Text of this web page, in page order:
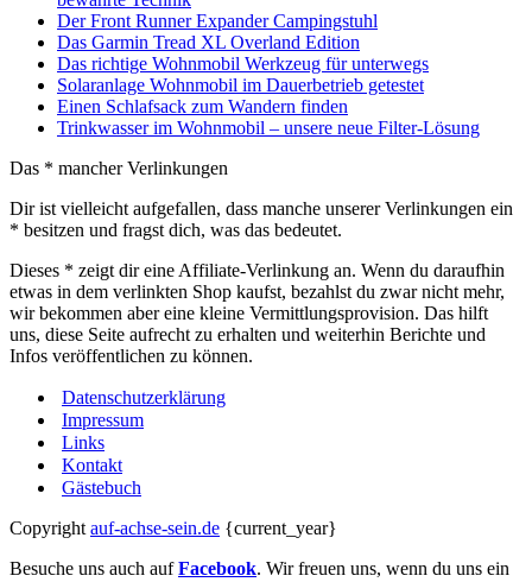
Der Front Runner Expander Campingstuhl
Das Garmin Tread XL Overland Edition
Das richtige Wohnmobil Werkzeug für unterwegs
Solaranlage Wohnmobil im Dauerbetrieb getestet
Einen Schlafsack zum Wandern finden
Trinkwasser im Wohnmobil – unsere neue Filter-Lösung
Das * mancher Verlinkungen
Dir ist vielleicht aufgefallen, dass manche unserer Verlinkungen ein
* besitzen und fragst dich, was das bedeutet.
Dieses * zeigt dir eine Affiliate-Verlinkung an. Wenn du daraufhin
etwas in dem verlinkten Shop kaufst, bezahlst du zwar nicht mehr,
wir bekommen aber eine kleine Vermittlungsprovision. Das hilft
uns, diese Seite aufrecht zu erhalten und weiterhin Berichte und
Infos veröffentlichen zu können.
Datenschutzerklärung
Impressum
Links
Kontakt
Gästebuch
Copyright auf-achse-sein.de {current_year}
Besuche uns auch aufFacebook. Wir freuen uns, wenn du uns ein